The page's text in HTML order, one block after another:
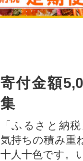
寄付金額
集
「ふるさと納
気持ちの積み重
十人十色です。